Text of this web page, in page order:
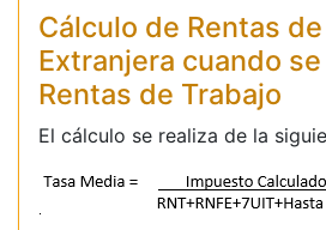
Cálculo de Rentas
Extranjera cuando
Rentas de Trabajo
El cálculo se realiza de la